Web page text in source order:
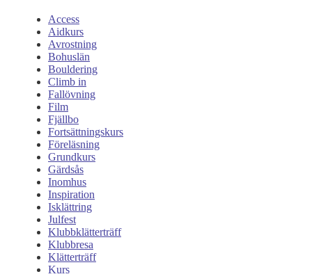
Access
Aidkurs
Avrostning
Bohuslän
Bouldering
Climb in
Fallövning
Film
Fjällbo
Fortsättningskurs
Föreläsning
Grundkurs
Gärdsås
Inomhus
Inspiration
Isklättring
Julfest
Klubbklätterträff
Klubbresa
Klätterträff
Kurs